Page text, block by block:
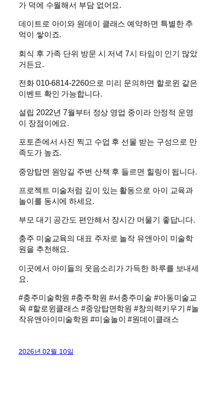
가 덕에 수월해서 부담 없어요.
데이트로 아이와 원데이 클래스 예약하면 특별한 추
억이 쌓이죠.
회식 후 가족 단위 방문 시 저녁 7시 타임이 인기 많았
거든요.
전화 010-6814-2260으로 미리 문의하면 할로윈 같은
이벤트 확인 가능합니다.
설립 2022년 7월부터 정상 영업 중이라 안정적 운영
이 장점이에요.
포토존에서 사진 찍고 수업 후 선물 받는 구성으로 만
족도가 높죠.
중앙탑면 원앙길 주변 산책 후 들르면 힐링이 됩니다.
프로젝트 미술처럼 깊이 있는 활동으로 아이 교육과
놀이를 동시에 하세요.
부모 대기 공간도 편안해서 장시간 머물기 좋답니다.
충주 미술교육의 대표 주자로 놀작 유앤아이 미술학
원을 추천해요.
이곳에서 아이들의 웃음소리가 가득한 하루를 보내세
요.
#충주미술학원 #충주학원 #서충주미술 #아동미술교
육 #할로윈클래스 #중앙탑면학원 #창의력키우기 #놀
작유앤아이미술학원 #미술놀이 #원데이클래스
2026년 02월 10일